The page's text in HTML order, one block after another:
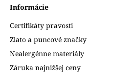
Informácie
Certifikáty pravosti
Zlato a puncové značky
Nealergénne materiály
Záruka najnižšej ceny